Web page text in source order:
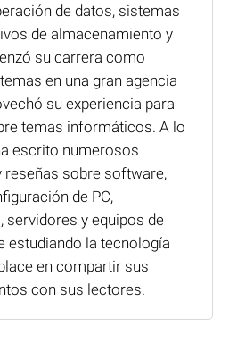
de datos, sistemas
de almacenamiento y
su carrera como
en una gran agencia
su experiencia para
temas informáticos. A lo
escrito numerosos
sobre software,
de PC,
y equipos de
estudiando la tecnología
en compartir sus
con sus lectores.